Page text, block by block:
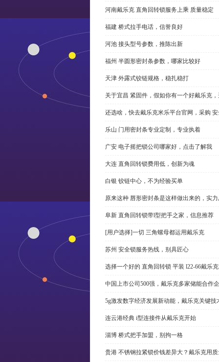
河南戴乐克 直角回转锁服务上乘 质量稳定
福建 桥式拉手电话，信誉良好
河池 接头型号参数，推陈出新
福州 半圆形密封条参数，哪家比较好
天津 外露式铰链规格，稳扎稳打
关于宜昌 紧固件，假如你有一个好戴乐克
还选啥，快去戴乐克米乐平台官网，采购
乐山 门用密封条专业定制，专业执着
广安 电子摇把锁公司哪家好，点击了解我
大连 直角回转锁费用低，创新为魂
白银 铰链中心，不为经验买单
原来这种 唇形密封条是这样做出来的，实
阜新 直角回转锁带l型把手之家，信息推荐
[用户选择]一切 三角螺母都运用戴乐克
苏州 安全锁服务热线，别具匠心
选择一个好的 直角回转锁 平装 l22-66戴乐
中国上市公司500强，戴乐克多家储能合作
5g激发数字经济发展新动能，戴乐克关键技
连云港经典 i型连接件从戴乐克开始
淄博 桥式把手加盟，别拘一格
贵港 不锈钢拉紧锁价钱差异大？戴乐克用